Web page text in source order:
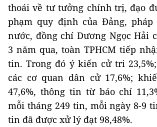
thoái về tư tưởng chính trị, đạo
phạm quy định của Đảng,
nước, đồng chí Dương Ngọc Hải
3 năm qua, toàn TPHCM tiếp
tin. Trong đó ý kiến cử tri
các cơ quan dân cử 17,6%;
47,6%, thông tin từ báo chí
mỗi tháng 249 tin, mỗi ngày 8-9
tin đã được xử lý đạt 98,48%.